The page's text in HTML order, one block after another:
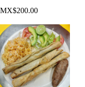
MX$200.00